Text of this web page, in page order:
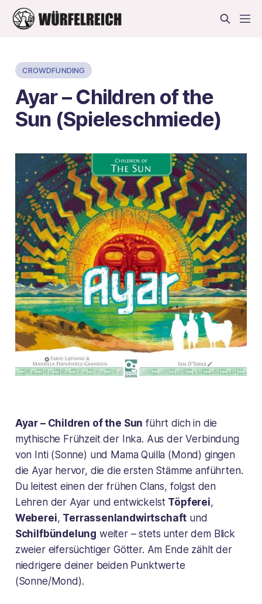
CROWDFUNDING
Ayar – Children of the
Sun (Spieleschmiede)
Ayar – Children of the Sun führt dich in die
mythische Frühzeit der Inka. Aus der Verbindung
von Inti (Sonne) und Mama Quilla (Mond) gingen
die Ayar hervor, die die ersten Stämme anführten.
Du leitest einen der frühen Clans, folgst den
Lehren der Ayar und entwickelst Töpferei,
Weberei, Terrassenlandwirtschaft und
Schilfbündelung weiter – stets unter dem Blick
zweier eifersüchtiger Götter. Am Ende zählt der
niedrigere deiner beiden Punktwerte
(Sonne/Mond).